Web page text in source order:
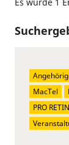
MacTel
PRO